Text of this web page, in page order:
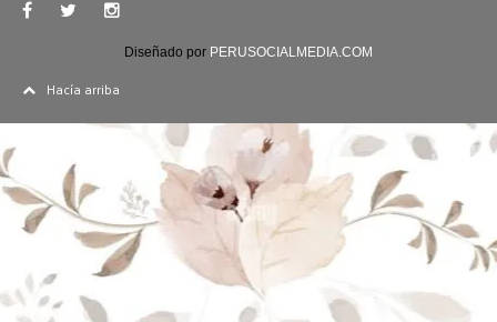
Diseñado por PERUSOCIALMEDIA.COM
Hacía arriba